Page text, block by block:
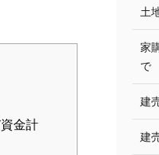
金計
土
家
で
建
建